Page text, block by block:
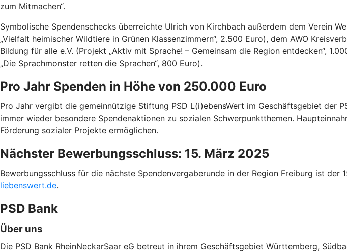
zum Mitmachen“.
Symbolische Spendenschecks überreichte Ulrich von Kirchbach außerdem dem Verein
„Vielfalt heimischer Wildtiere in Grünen Klassenzimmern“, 2.500 Euro), dem AWO
Bildung für alle e.V. (Projekt „Aktiv mit Sprache! – Gemeinsam die Region entdecken“,
„Die Sprachmonster retten die Sprachen“, 800 Euro).
Pro Jahr Spenden in Höhe von 250.000 Euro
Pro Jahr vergibt die gemeinnützige Stiftung PSD L(i)ebensWert im Geschäftsgebiet der
immer wieder besondere Spendenaktionen zu sozialen Schwerpunktthemen.
Förderung sozialer Projekte ermöglichen.
Nächster Bewerbungsschluss: 15. März 2025
Bewerbungsschluss für die nächste Spendenvergaberunde in der Region Freiburg ist
liebenswert.de.
PSD Bank
Über uns
Die PSD Bank RheinNeckarSaar eG betreut in ihrem Geschäftsgebiet Württemberg,